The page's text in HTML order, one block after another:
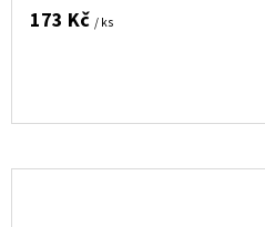
173 Kč / ks